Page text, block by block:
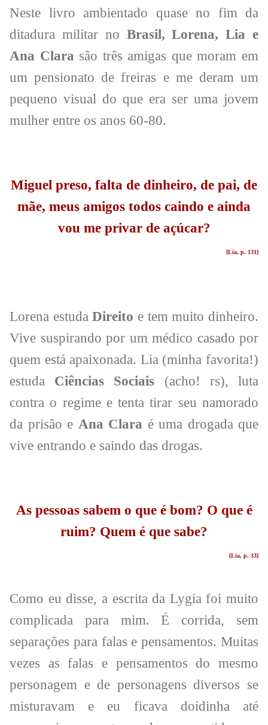
Neste livro ambientado quase no fim da
ditadura militar no Brasil, Lorena, Lia e
Ana Clara são três amigas que moram em
um pensionato de freiras e me deram um
pequeno visual do que era ser uma jovem
mulher entre os anos 60-80.
Miguel preso, falta de dinheiro, de pai, de
mãe, meus amigos todos caindo e ainda
vou me privar de açúcar?
[Lia, p. 131]
Lorena estudaDireito e tem muito dinheiro.
Vive suspirando por um médico casado por
quem está apaixonada. Lia (minha favorita!)
estuda Ciências Sociais (acho! rs), luta
contra o regime e tenta tirar seu namorado
da prisão e Ana Clara é uma drogada que
vive entrando e saindo das drogas.
As pessoas sabem o que é bom? O que é
ruim? Quem é que sabe?
[Lia, p. 33]
Como eu disse, a escrita da Lygia foi muito
complicada para mim. É corrida, sem
separações para falas e pensamentos. Muitas
vezes as falas e pensamentos do mesmo
personagem e de personagens diversos se
misturavam e eu ficava doidinha até